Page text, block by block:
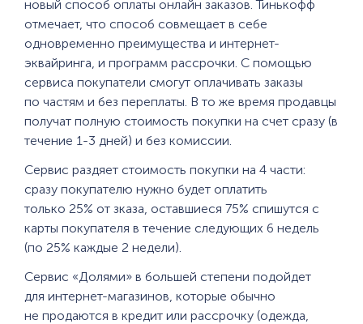
новый способ оплаты онлайн заказов. Тинькофф
отмечает, что способ совмещает в себе
одновременно преимущества и интернет-
эквайринга, и программ рассрочки. С помощью
сервиса покупатели смогут оплачивать заказы
по частям и без переплаты. В то же время продавцы
получат полную стоимость покупки на счет сразу (в
течение 1-3 дней) и без комиссии.
Сервис раздяет стоимость покупки на 4 части:
сразу покупателю нужно будет оплатить
только 25% от зказа, оставшиеся 75% спишутся с
карты покупателя в течение следующих 6 недель
(по 25% каждые 2 недели).
Сервис «Долями» в большей степени подойдет
для интернет-магазинов, которые обычно
не продаются в кредит или рассрочку (одежда,